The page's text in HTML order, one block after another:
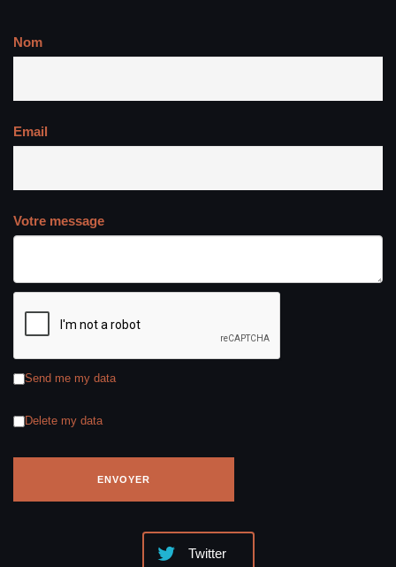
Nom
Email
Votre message
Send me my data
Delete my data
Twitter